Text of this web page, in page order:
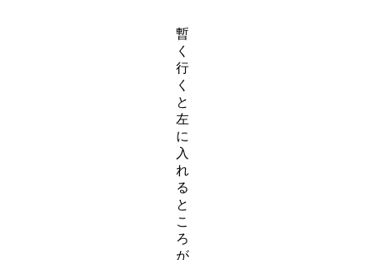
暫
く
行
く
と
左
に
入
れ
る
と
こ
ろ
が